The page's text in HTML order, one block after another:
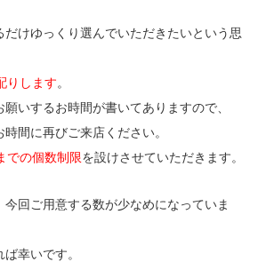
だけゆっくり選んでいただきたいという思
りします。
いするお時間が書いてありますので、
間に再びご来店ください。
での個数制限を設けさせていただきます。
今回ご用意する数が少なめになっていま
幸いです。